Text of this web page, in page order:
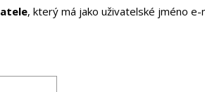
, který má jako uživatelské jméno e-